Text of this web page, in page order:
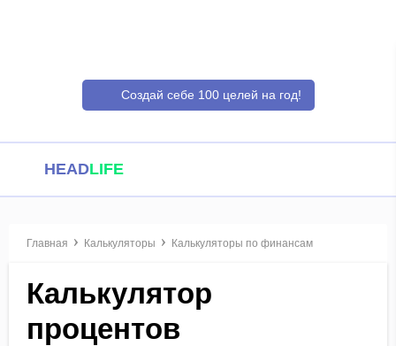
Создай себе 100 целей на год!
HEADLIFE
Главная Калькуляторы Калькуляторы по финансам
Калькулятор
процентов